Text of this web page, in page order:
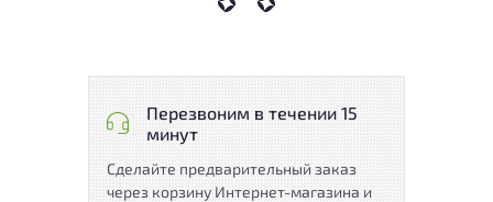
Перезвоним в течении 15
минут
Сделайте предварительный заказ
через корзину Интернет-магазина и